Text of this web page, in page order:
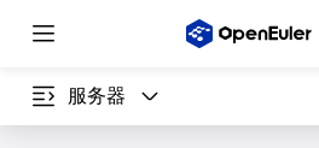
服务器